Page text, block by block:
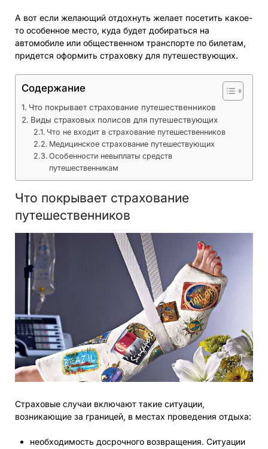
А вот если желающий отдохнуть желает посетить какое-
то особенное место, куда будет добираться на
автомобиле или общественном транспорте по билетам,
придется оформить страховку для путешествующих.
Содержание
Что покрывает страхование путешественников
Виды страховых полисов для путешествующих
Что не входит в страхование путешественников
Медицинское страхование путешествующих
Особенности невыплаты средств
путешественникам
Что покрывает страхование
путешественников
Страховые случаи включают такие ситуации,
возникающие за границей, в местах проведения отдыха:
необходимость досрочного возвращения. Ситуации